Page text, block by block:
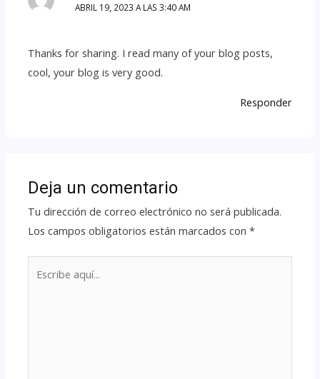
ABRIL 19, 2023 A LAS 3:40 AM
Thanks for sharing. I read many of your blog posts,
cool, your blog is very good.
Responder
Deja un comentario
Tu dirección de correo electrónico no será publicada.
Los campos obligatorios están marcados con*